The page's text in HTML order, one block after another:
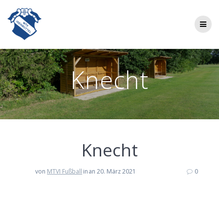
Knecht
Knecht
von MTVI Fußball inan 20. März 2021 0